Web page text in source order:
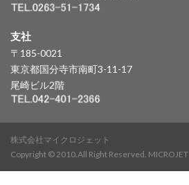
支社
〒185-0021
東京都国分寺市南町3-11-17
尾崎ビル2階
株式会社マイクロジェット
Copyright © 2010.All Right Reserved. MICROJET